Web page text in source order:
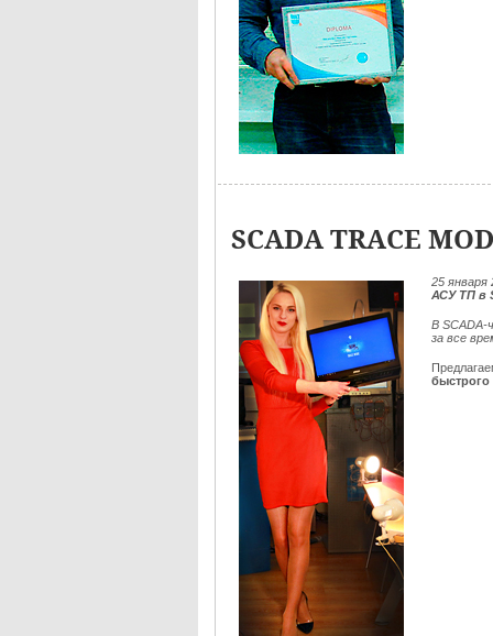
SCADA TRACE
25 января
АСУ ТП в
В SCADA-
за все
быстрого